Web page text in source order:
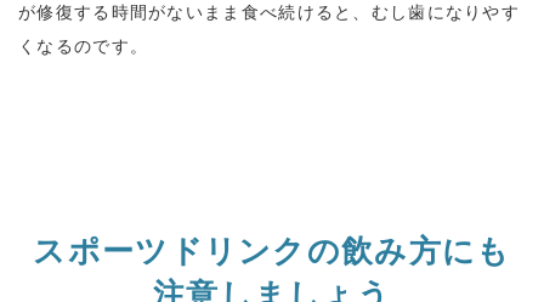
が修復する時間がないまま食べ続けると、むし歯になりやす
くなるのです。
スポーツドリンクの飲み方にも